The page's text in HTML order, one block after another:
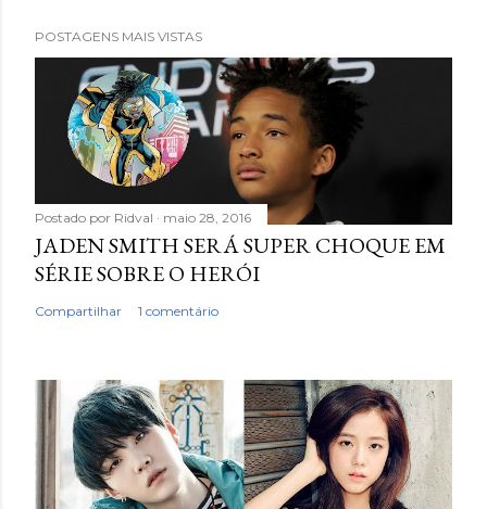
POSTAGENS MAIS VISTAS
Postado por Ridval maio 28, 2016
JADEN SMITH SERÁ SUPER CHOQUE EM
SÉRIE SOBRE O HERÓI
Compartilhar 1 comentário